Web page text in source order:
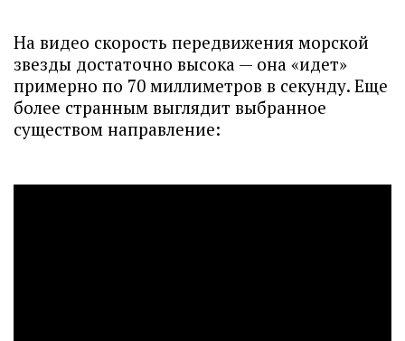
На видео скорость передвижения морской
звезды достаточно высока — она «идет»
примерно по 70 миллиметров в секунду. Еще
более странным выглядит выбранное
существом направление: